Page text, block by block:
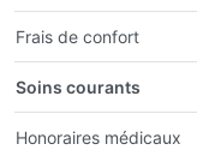
Frais de confort
Soins courants
Honoraires médicaux